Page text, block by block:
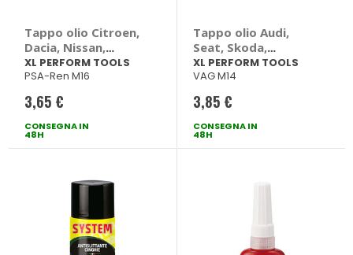
Tappo olio Citroen,
Dacia, Nissan,
Peugeot, Renault -
XL PERFORM TOOLS
XL PERFORM TOOLS
PSA-Ren M16
3,65 €
CONSEGNA IN
48H
Tappo olio Audi,
Seat, Skoda,
Volkswagen - XL
PERFORM TOOLS
XL PERFORM TOOLS
VAG M14
3,85 €
CONSEGNA IN
48H